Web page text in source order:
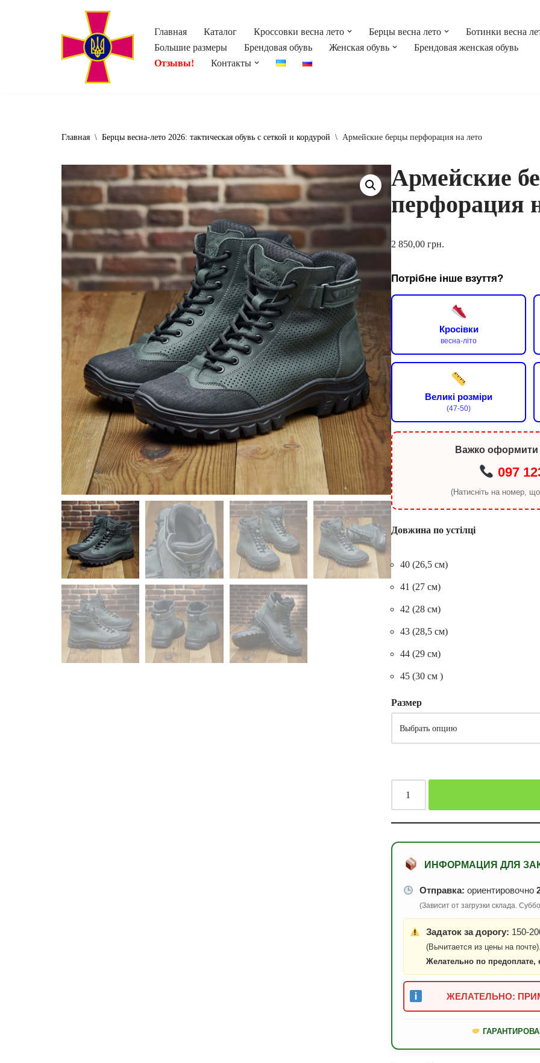
Главная Каталог Кроссовки весна лето Берцы весна лето
Ботинки весна
Большие размеры
Брендовая обувь Женская обувь
Брендовая женская обувь
Отзывы!
Контакты
Главная \ Берцы весна-лето 2026: тактическая обувь с сеткой и кордурой \ Армейские берцы перфорация на лето
Армейские
перфорация
2 850,00грн.
Потрібне інше взуття?
Кросівки
весна-літо
Великі розміри
(47-50)
Важко оформити
097
(Натисніть на номер,
Довжина по устілці
40 (26,5 см)
41 (27 см)
42 (28 см)
43 (28,5 см)
44 (29 см)
45 (30 см )
Размер
ИНФОРМАЦИЯ ДЛЯ
Отправка: ориентировочно
(Зависит от загрузки склада.
Задаток за дорогу: 150-
(Вычитается из цены на почте).
Желательно по предоплате,
ЖЕЛАТЕЛЬНО: